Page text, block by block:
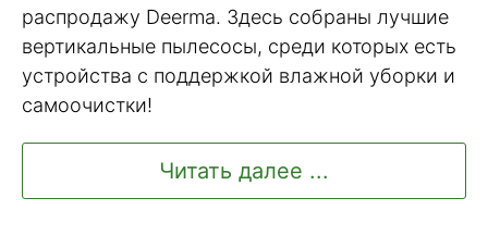
распродажу Deerma. Здесь собраны лучшие
вертикальные пылесосы, среди которых есть
устройства с поддержкой влажной уборки и
самоочистки!
Читать далее ...